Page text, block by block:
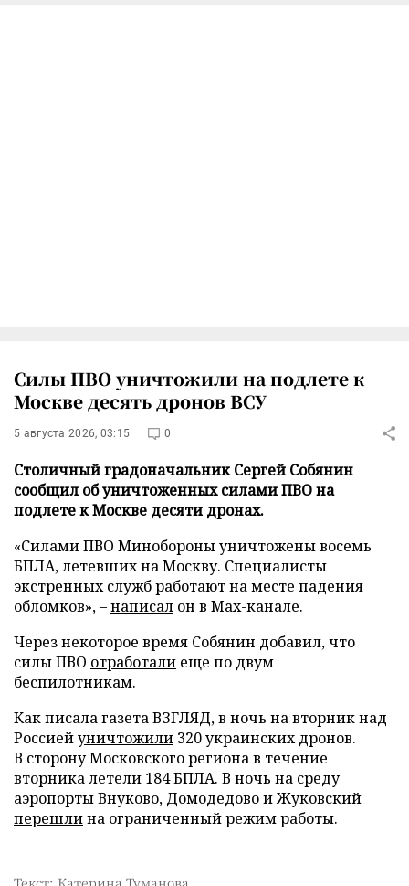
Силы ПВО уничтожили на подлете к
Москве десять дронов ВСУ
5 августа 2026, 03:15 0
Столичный градоначальник Сергей Собянин
сообщил об уничтоженных силами ПВО на
подлете к Москве десяти дронах.
«Силами ПВО Минобороны уничтожены восемь
БПЛА, летевших на Москву. Специалисты
экстренных служб работают на месте падения
обломков», –написал он в Max-канале.
Через некоторое время Собянин добавил, что
силы ПВО отработали еще по двум
беспилотникам.
Как писала газета ВЗГЛЯД, в ночь на вторник над
Россиейуничтожили 320 украинских дронов.
В сторону Московского региона в течение
вторникалетели 184 БПЛА. В ночь на среду
аэропорты Внуково, Домодедово и Жуковский
перешлина ограниченный режим работы.
Текст: Катерина Туманова